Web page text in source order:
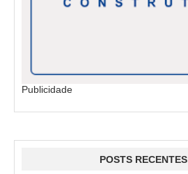
Publicidade
POSTS RECENTES